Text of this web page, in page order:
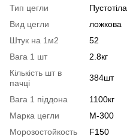
Тип цегли
Пустотіла
Вид цегли
ложкова
Штук на 1м2
52
Вага 1 шт
2.8кг
Кількість шт в
пачці
384шт
Вага 1 піддона
1100кг
Марка цегли
М-300
Морозостойкость
F150